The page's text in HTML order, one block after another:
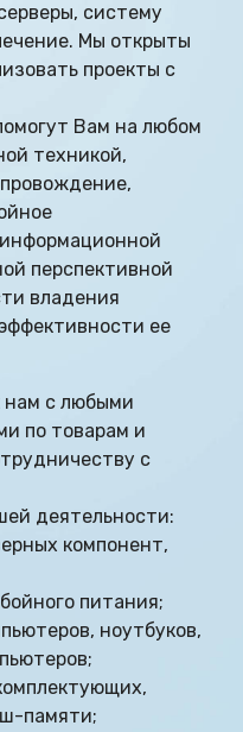
систему
Мы открыты
проекты с
Вам на любом
техникой,
перспективной
владения
ее
с любыми
по товарам и
с
деятельности:
компонент,
питания;
ноутбуков,
памяти;